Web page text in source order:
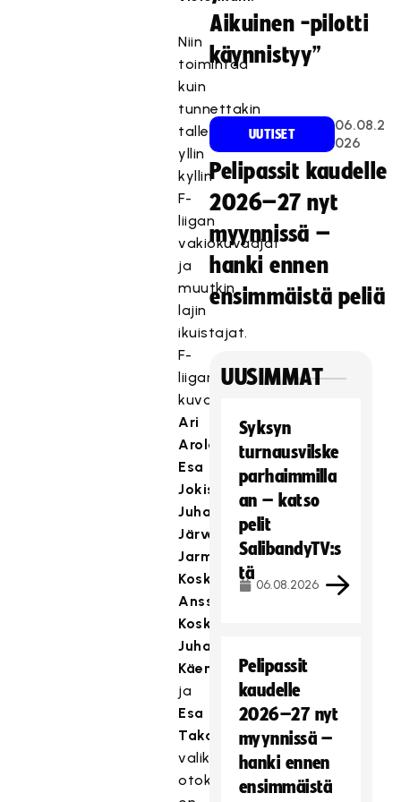
Niin
toimintaa
kuin
tunnettakin
tallentavat
yllin
kyllin
F-
liigan
vakiokuvaajat
ja
muutkin
lajin
ikuistajat.
F-
liigan
kuvaajapoolin
Ari
Arolan
Esa
Jokisen
Juhani
Järvenpään,
Jarmo
Koskelan,
Anssi
Koskisen
Juha
Käenmäen
ja
Esa
Takalon
valikoituja
otoksia
Aikuinen -pilotti
käynnistyy”
UUTISET
06.08.2
026
Pelipassit kaudelle
2026–27 nyt
myynnissä –
hanki ennen
ensimmäistä peliä
UUSIMMAT
Syksyn
turnausvilske
parhaimmilla
an – katso
pelit
SalibandyTV:s
tä
06.08.2026
Pelipassit
kaudelle
2026–27 nyt
myynnissä –
hanki ennen
ensimmäistä